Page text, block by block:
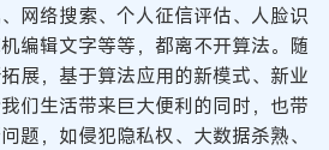
网络搜索、个人征信评估、人脸识
编辑文字等等，都离不开算法。随
展，基于算法应用的新模式、新业
们生活带来巨大便利的同时，也带
题，如侵犯隐私权、大数据杀熟、